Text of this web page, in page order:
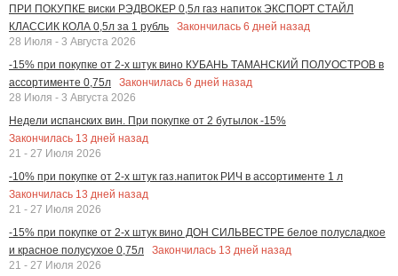
ПРИ ПОКУПКЕ виски РЭДВОКЕР 0,5л газ напиток ЭКСПОРТ СТАЙЛ
КЛАССИК КОЛА 0,5л за 1 рубль
Закончилась 6 дней назад
28 Июля - 3 Августа 2026
-15% при покупке от 2-х штук вино КУБАНЬ ТАМАНСКИЙ ПОЛУОСТРОВ в
ассортименте 0,75л
Закончилась 6 дней назад
28 Июля - 3 Августа 2026
Недели испанских вин. При покупке от 2 бутылок -15%
Закончилась 13 дней назад
21 - 27 Июля 2026
-10% при покупке от 2-х штук газ.напиток РИЧ в ассортименте 1 л
Закончилась 13 дней назад
21 - 27 Июля 2026
-15% при покупке от 2-х штук вино ДОН СИЛЬВЕСТРЕ белое полусладкое
и красное полусухое 0,75л
Закончилась 13 дней назад
21 - 27 Июля 2026